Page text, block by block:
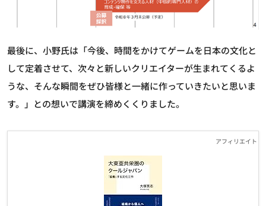
最後に、小野氏は「今後、時間をかけてゲームを日本の文化と
して定着させて、次々と新しいクリエイターが生まれてくるよ
うな、そんな瞬間をぜひ皆様と一緒に作っていきたいと思いま
す。」との想いで講演を締めくくりました。